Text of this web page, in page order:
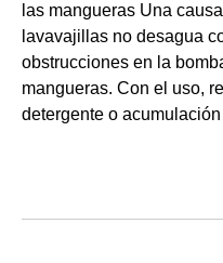
las mangueras Una
lavavajillas no desagua
obstrucciones en la
mangueras. Con el uso,
detergente o